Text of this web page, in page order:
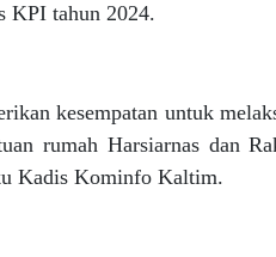
KPI tahun 2024.
kesempatan untuk
rumah Harsiarnas dan
Kadis Kominfo Kaltim.